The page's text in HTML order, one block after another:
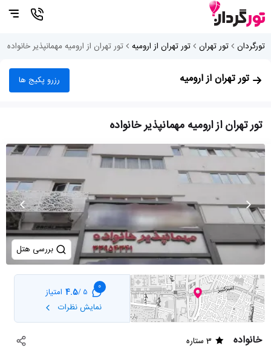
تورگردان تور تهران تور تهران از ارومیه تور تهران از ارومیه مهمانپذیر خانواده
تور تهران از ارومیه رزرو پکیج ها
تور تهران از ارومیه مهمانپذیر خانواده
بررسی هتل
0
5 /
4.5 امتیاز
نمایش نظرات
خانواده
3 ستاره